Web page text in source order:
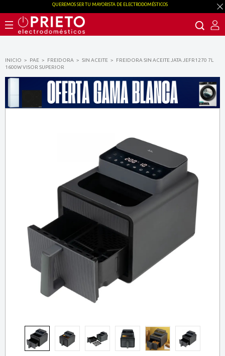
INICIO PAE FREIDORA SIN ACEITE
FREIDORA SIN ACEITE JATA JEFR1270 7L
1600W VISOR SUPERIOR
QUEREMOS SER TU MAYORISTA DE ELECTRODOMÉSTICOS